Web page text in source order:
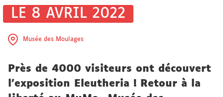
LE 8 AVRIL 2022
Musée des Moulages
Près de 4000 visiteurs ont découvert
l’exposition Eleutheria ! Retour à la